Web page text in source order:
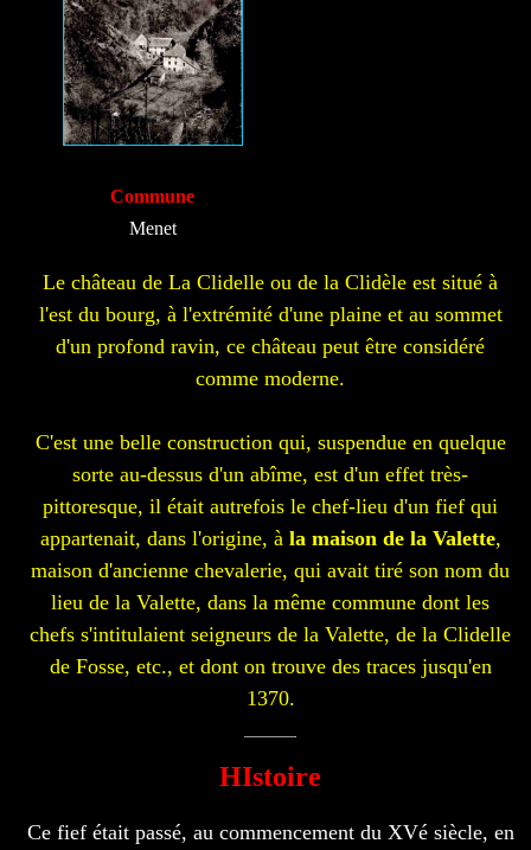
Commune
Menet
Le château de La Clidelle ou de la Clidèle est situé à
l'est du bourg, à l'extrémité d'une plaine et au sommet
d'un profond ravin, ce château peut être considéré
comme moderne.
C'est une belle construction qui, suspendue en quelque
sorte au-dessus d'un abîme, est d'un effet très-
pittoresque, il était autrefois le chef-lieu d'un fief qui
appartenait, dans l'origine, à la maison de la Valette,
maison d'ancienne chevalerie, qui avait tiré son nom du
lieu de la Valette, dans la même commune dont les
chefs s'intitulaient seigneurs de la Valette, de la Clidelle
de Fosse, etc., et dont on trouve des traces jusqu'en
1370.
HIstoire
Ce fief était passé, au commencement du XVé siècle, en